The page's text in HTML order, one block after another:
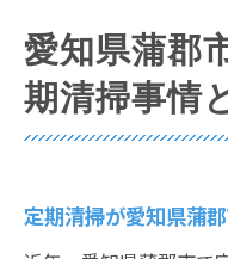
愛知県蒲郡
期清掃事情
定期清掃が愛知県蒲